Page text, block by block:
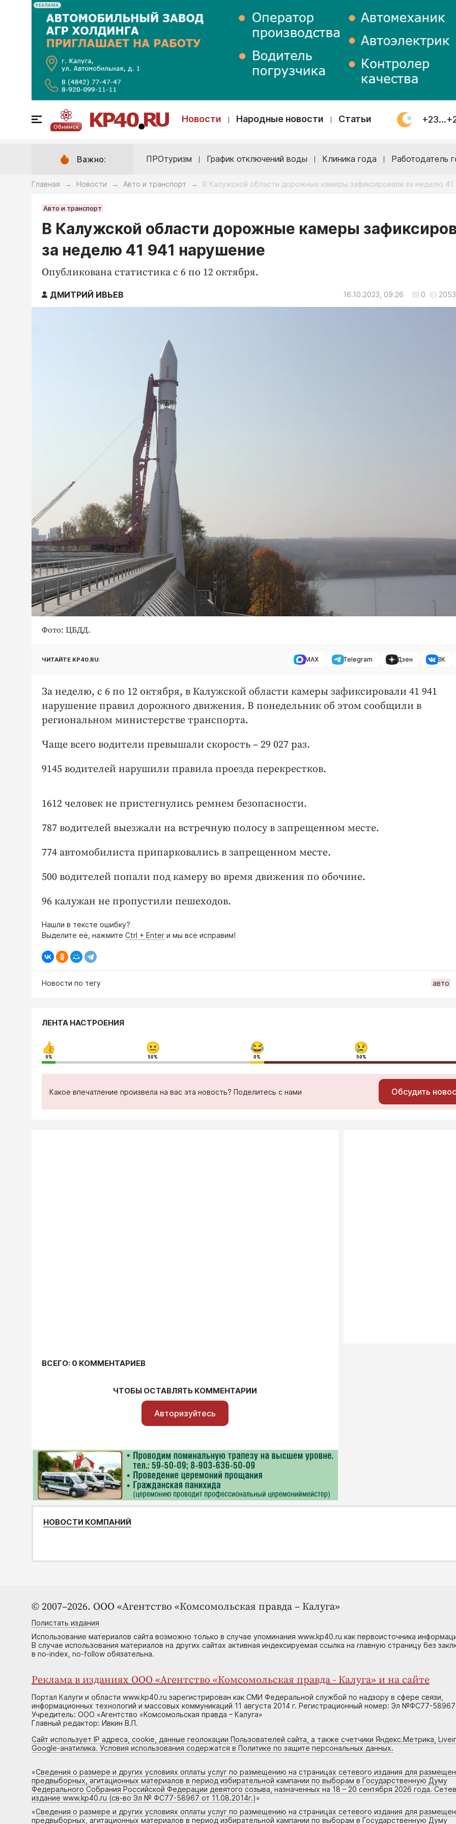
РЕКЛАМА
Обнинск
Новости Народные новости Статьи
Важно: ПРОтуризм График отключений воды Клиника года Работодатель
Главная → Новости → Авто и транспорт → В Калужской области дорожные камеры зафиксировали за неделю
Авто и транспорт
В Калужской области дорожные камеры
за неделю 41 941 нарушение
Опубликована статистика с 6 по 12 октября.
ДМИТРИЙ ИВЬЕВ 16.10.2023, 09:26 0 2053
Фото: ЦБДД.
ЧИТАЙТЕ KP40.RU: MAX Telegram Дзен ВК
За неделю, с 6 по 12 октября, в Калужской области камеры зафиксировали 41 941
нарушение правил дорожного движения. В понедельник об этом сообщили в
региональном министерстве транспорта.
Чаще всего водители превышали скорость – 29 027 раз.
9145 водителей нарушили правила проезда перекрестков.
1612 человек не пристегнулись ремнем безопасности.
787 водителей выезжали на встречную полосу в запрещенном месте.
774 автомобилиста припарковались в запрещенном месте.
500 водителей попали под камеру во время движения по обочине.
96 калужан не пропустили пешеходов.
Нашли в тексте ошибку?
Выделите её, нажмите Ctrl + Enter и мы всё исправим!
Новости по тегу авто
ЛЕНТА НАСТРОЕНИЯ
0% 50% 0% 50%
Какое впечатление произвела на вас эта новость? Поделитесь с нами Обсудить
ВСЕГО: 0 КОММЕНТАРИЕВ
ЧТОБЫ ОСТАВЛЯТЬ КОММЕНТАРИИ
Авторизуйтесь
НОВОСТИ КОМПАНИЙ
© 2007–2026. ООО «Агентство «Комсомольская правда – Калуга»
Полистать издания
Использование материалов сайта возможно только в случае упоминания www.kp40.ru как первоисточника
В случае использования материалов на других сайтах активная индексируемая ссылка на главную страницу без
в no-index, no-follow обязательна.
Реклама в изданиях ООО «Агентство «Комсомольская правда - Калуга» и на сайте
Портал Калуги и области www.kp40.ru зарегистрирован как СМИ Федеральной службой по надзору в сфере связи,
информационных технологий и массовых коммуникаций 11 августа 2014 г. Регистрационный номер: Эл №ФС77-58967
Учредитель: ООО «Агентство «Комсомольская правда – Калуга»
Главный редактор: Ивкин В.П.
Сайт использует IP адреса, cookie, данные геолокации Пользователей сайта, а также счетчики Яндекс.Метрика,
Google-анатилика. Условия использования содержатся в Политике по защите персональных данных.
«Сведения о размере и других условиях оплаты услуг по размещению на страницах сетевого издания для
предвыборных, агитационных материалов в период избирательной кампании по выборам в Государственную Думу
Федерального Собрания Российской Федерации девятого созыва, назначенных на 18 – 20 сентября 2026 года.
издание www.kp40.ru (св-во Эл № ФС77-58967 от 11.08.2014г.)»
«Сведения о размере и других условиях оплаты услуг по размещению на страницах сетевого издания для
предвыборных, агитационных материалов в период избирательной кампании по выборам в Государственную Думу